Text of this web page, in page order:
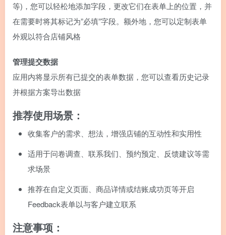
等)，您可以轻松地添加字段，更改它们在表单上的位置，并
在需要时将其标记为”必填”字段。额外地，您可以定制表单
外观以符合店铺风格
管理提交数据
应用内将显示所有已提交的表单数据，您可以查看历史记录
并根据方案导出数据
推荐使用场景：
收集客户的需求、想法，增强店铺的互动性和实用性
适用于问卷调查、联系我们、预约预定、反馈建议等需
求场景
推荐在自定义页面、商品详情或结账成功页等开启
Feedback表单以与客户建立联系
注意事项：